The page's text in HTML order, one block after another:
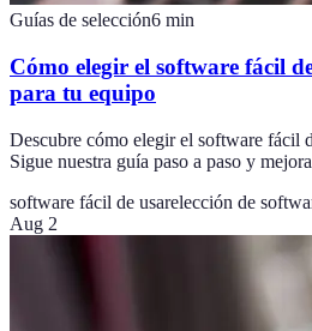
Guías de selección6 min
Cómo elegir el software fácil
para tu equipo
Descubre cómo elegir el software fácil
Sigue nuestra guía paso a paso y
software fácil de usarelección de
Aug 2